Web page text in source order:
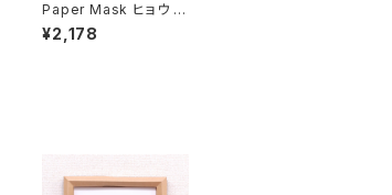
Paper Mask ヒョウ P
anther
¥2,178